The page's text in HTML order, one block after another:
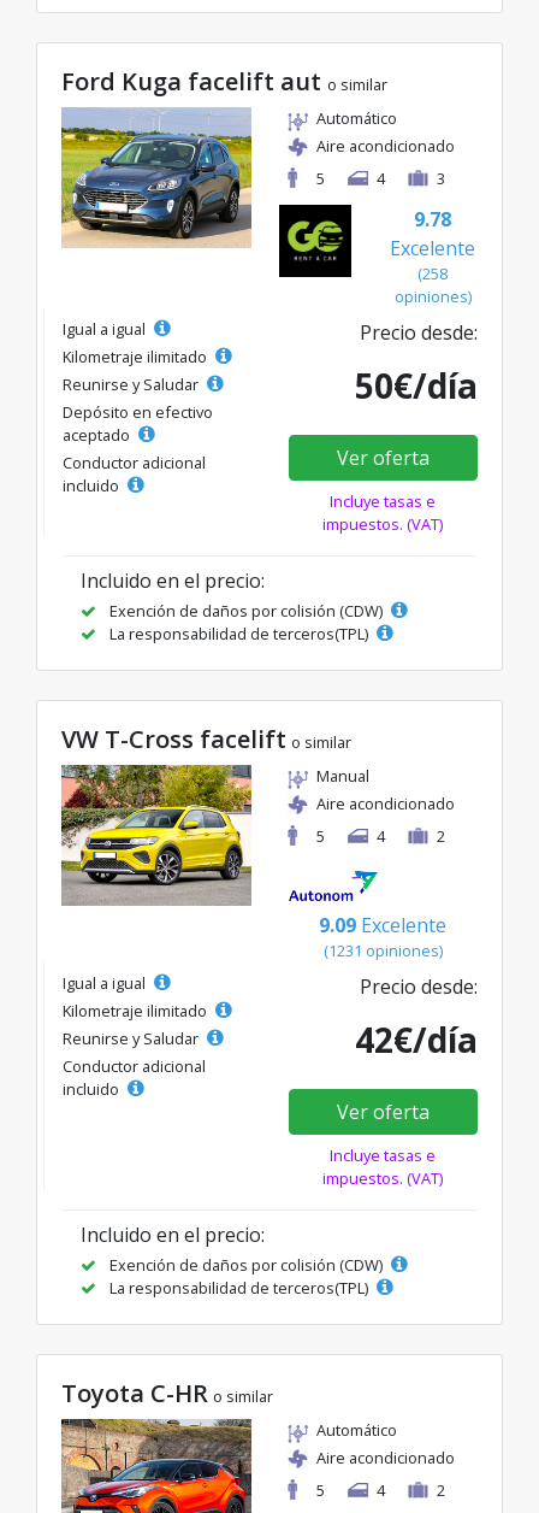
Ford Kuga facelift aut o similar
Automático
Aire acondicionado
5
4 3
9.78
Excelente
(258
opiniones)
Igual a igual
Kilometraje ilimitado
Reunirse y Saludar
Depósito en efectivo
aceptado
Conductor adicional
incluido
Precio desde:
50€/día
Ver oferta
Incluye tasas e
impuestos. (VAT)
Incluido en el precio:
Exención de daños por colisión (CDW)
La responsabilidad de terceros(TPL)
VW T-Cross facelift o similar
Manual
Aire acondicionado
5
4 2
9.09 Excelente
(1231 opiniones)
Igual a igual
Kilometraje ilimitado
Reunirse y Saludar
Conductor adicional
incluido
Precio desde:
42€/día
Ver oferta
Incluye tasas e
impuestos. (VAT)
Incluido en el precio:
Exención de daños por colisión (CDW)
La responsabilidad de terceros(TPL)
Toyota C-HR o similar
Automático
Aire acondicionado
5
4 2